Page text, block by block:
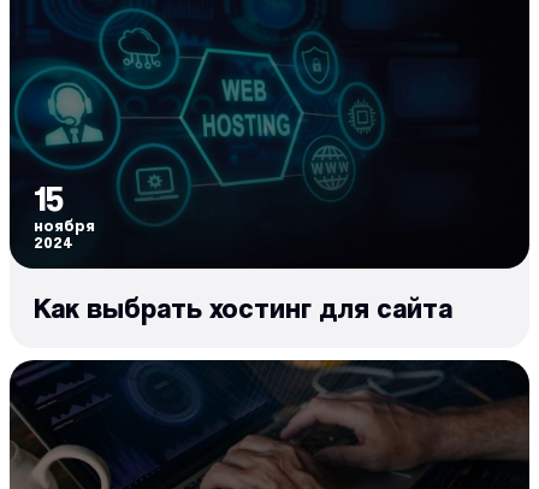
15
ноября
2024
Как выбрать хостинг для сайта